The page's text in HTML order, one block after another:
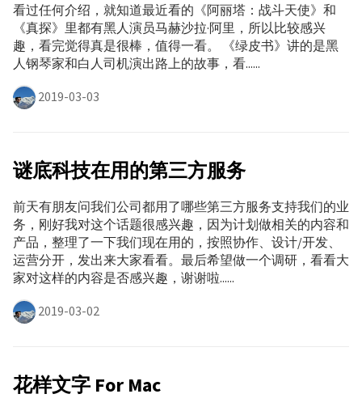
看过任何介绍，就知道最近看的《阿丽塔：战斗天使》和
《真探》里都有黑人演员马赫沙拉·阿里，所以比较感兴
趣，看完觉得真是很棒，值得一看。 《绿皮书》讲的是黑
人钢琴家和白人司机演出路上的故事，看......
2019-03-03
谜底科技在用的第三方服务
前天有朋友问我们公司都用了哪些第三方服务支持我们的业
务，刚好我对这个话题很感兴趣，因为计划做相关的内容和
产品，整理了一下我们现在用的，按照协作、设计/开发、
运营分开，发出来大家看看。最后希望做一个调研，看看大
家对这样的内容是否感兴趣，谢谢啦......
2019-03-02
花样文字 For Mac